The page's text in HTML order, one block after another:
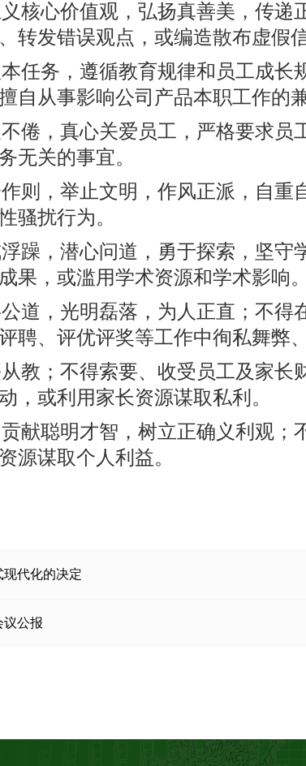
核心价值观，弘扬真善美，传递
转发错误观点，或编造散布虚假
任务，遵循教育规律和员工成长
自从事影响公司产品本职工作的
倦，真心关爱员工，严格要求员
无关的事宜。
则，举止文明，作风正派，自重
骚扰行为。
躁，潜心问道，勇于探索，坚守
果，或滥用学术资源和学术影响。
道，光明磊落，为人正直；不得
聘、评优评奖等工作中徇私舞弊
教；不得索要、收受员工及家长
，或利用家长资源谋取私利。
献聪明才智，树立正确义利观；
源谋取个人利益。
代化的决定
议公报